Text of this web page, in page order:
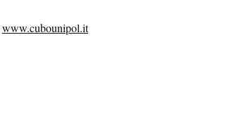
www.cubounipol.it